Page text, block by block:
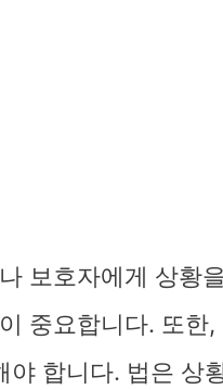
보호자에게 상황
중요합니다. 또한
합니다. 법은 상